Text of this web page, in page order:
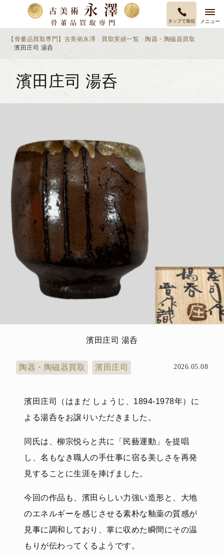
タップで発信 メニュー
【骨董品買取専門】古美術永澤 買取実績一覧
陶器・陶磁器買取
濱田庄司 湯呑
濱田庄司 湯呑
濱田庄司 湯呑
陶器・陶磁器買取 濱田庄司 2026.05.08
濱田庄司（はまだ しょうじ、1894-1978年）に
よる湯呑をお譲りいただきました。
同氏は、柳宗悦らと共に「民藝運動」を提唱
し、名もなき職人の手仕事に宿る美しさを再発
見することに生涯を捧げました。
今回の作品も、濱田らしい力強い造形と、大地
のエネルギーを感じさせる素朴な釉薬の質感が
見事に調和しており、掌に収めた瞬間にその温
もりが伝わってくるようです。